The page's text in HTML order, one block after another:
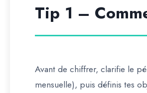
Tip 1 –
Avant de chiffrer, clarifie le
mensuelle), puis définis tes